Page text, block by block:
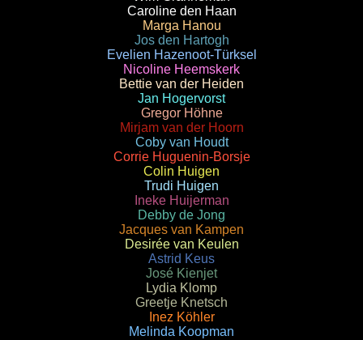
Caroline den Haan
Marga Hanou
Jos den Hartogh
Evelien Hazenoot-Türksel
Nicoline Heemskerk
Bettie van der Heiden
Jan Hogervorst
Gregor Höhne
Mirjam van der Hoorn
Coby van Houdt
Corrie Huguenin-Borsje
Colin Huigen
Trudi Huigen
Ineke Huijerman
Debby de Jong
Jacques van Kampen
Desirée van Keulen
Astrid Keus
José Kienjet
Lydia Klomp
Greetje Knetsch
Inez Köhler
Melinda Koopman